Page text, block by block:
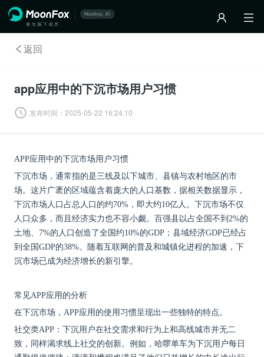
返回
app应用中的下沉市场用户习惯
发布时间： 2025-05-22 16:24:10
APP应用中的下沉市场用户习惯
下沉市场，通常指的是三线及以下城市、县镇与农村地区的市
场。这片广袤的区域蕴含着庞大的人口基数，据相关数据显示，
下沉市场人口占总人口的约70%，即大约10亿人。下沉市场不仅
人口众多，而且经济实力也不容小觑。百强县以占全国不到2%的
土地、7%的人口创造了全国约10%的GDP；县域经济GDP已经占
到全国GDP的38%。随着互联网的普及和城镇化进程的加速，下
沉市场已成为经济增长的新引擎。
常见APP应用的分析
在下沉市场， APP应用的使用习惯呈现出一些独特的特点。
社交类APP：下沉用户在社交需求和行为上和高线城市并无二
致，同样渴求线上社交的创新。例如，哈啰单车为下沉用户每日